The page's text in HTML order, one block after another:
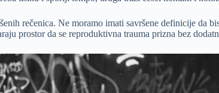
rečenica. Ne moramo imati savršene definicije da
prostor da se reproduktivna trauma prizna bez